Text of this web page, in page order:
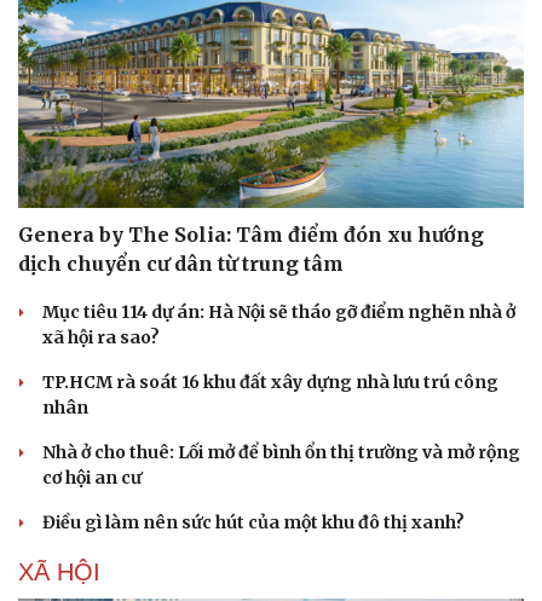
Genera by The Solia: Tâm điểm đón xu hướng
dịch chuyển cư dân từ trung tâm
Mục tiêu 114 dự án: Hà Nội sẽ tháo gỡ điểm nghẽn nhà ở
xã hội ra sao?
TP.HCM rà soát 16 khu đất xây dựng nhà lưu trú công
nhân
Nhà ở cho thuê: Lối mở để bình ổn thị trường và mở rộng
cơ hội an cư
Điều gì làm nên sức hút của một khu đô thị xanh?
XÃ HỘI